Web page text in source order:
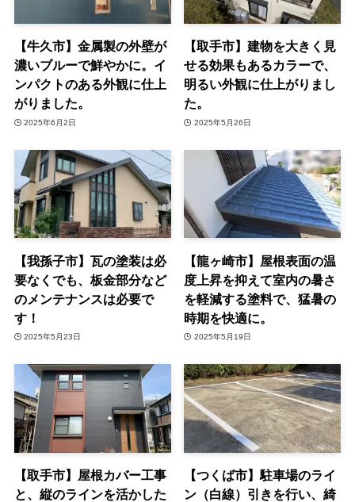
【牛久市】金属製の外壁が
濃いブルーで鮮やかに。イ
ンパクトのある外観に仕上
がりました。
2025年6月2日
【取手市】建物を大きく見
せる効果もあるカラーで、
明るい外観に仕上がりまし
た。
2025年5月26日
【我孫子市】瓦の塗装は必
要なくでも、板金部分など
のメンテナンスは必要で
す！
2025年5月23日
【龍ヶ崎市】屋根表面の温
度上昇を抑えて室内の暑さ
を軽減する塗料で、猛暑の
時期を快適に。
2025年5月19日
【取手市】屋根カバー工事
と、縦のラインを活かした
【つくば市】駐車場のライ
ン（白線）引きを行い、綺